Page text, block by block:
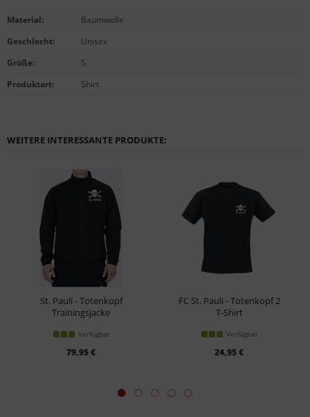
Material:
Baumwolle
Geschlecht:
Unisex
Größe:
S
Produktart: Shirt
WEITERE INTERESSANTE PRODUKTE:
St. Pauli - Totenkopf
Trainingsjacke
Verfügbar
79,95 €
FC St. Pauli - Totenkopf 2
T-Shirt
Verfügbar
24,95 €